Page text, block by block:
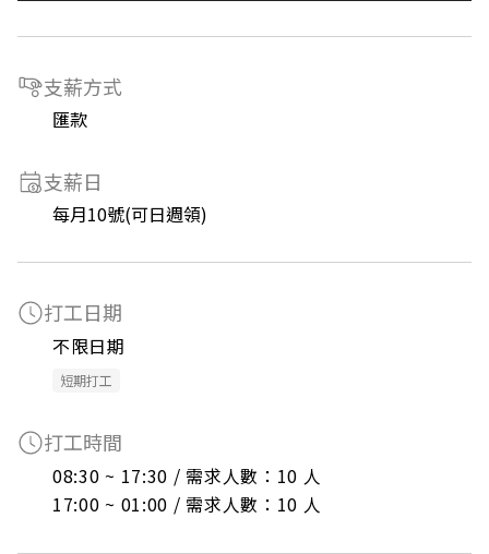
支薪方式
匯款
支薪日
每月10號(可日週領)
打工日期
不限日期
短期打工
打工時間
08:30 ~ 17:30 / 需求人數：10 人
17:00 ~ 01:00 / 需求人數：10 人